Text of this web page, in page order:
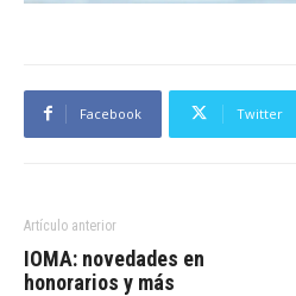
Facebook Twitter
Artículo anterior
IOMA: novedades en
honorarios y más